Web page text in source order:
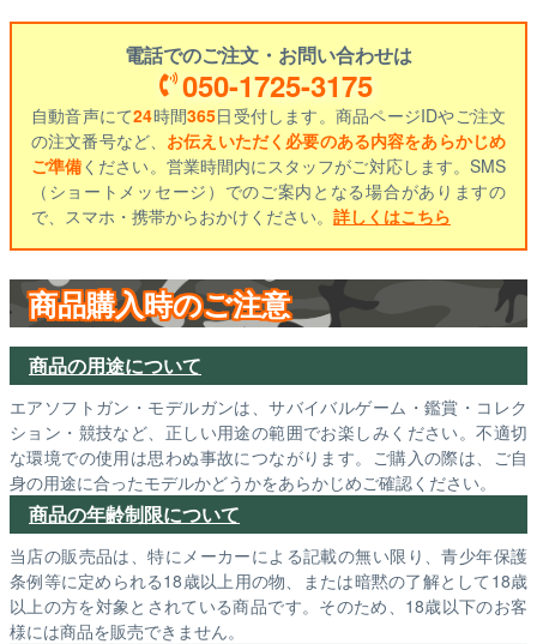
電話でのご注文・お問い合わせは
050-1725-3175
自動音声にて24時間365日受付します。商品ページIDやご注文
の注文番号など、 お伝えいただく必要のある内容をあらかじめ
ご準備ください。営業時間内にスタッフがご対応します。SMS
（ショートメッセージ）でのご案内となる場合がありますの
で、スマホ・携帯からおかけください。 詳しくはこちら
商品購入時のご注意
商品の用途について
エアソフトガン・モデルガンは、サバイバルゲーム・鑑賞・コレク
ション・競技など、正しい用途の範囲でお楽しみください。不適切
な環境での使用は思わぬ事故につながります。ご購入の際は、ご自
身の用途に合ったモデルかどうかをあらかじめご確認ください。
商品の年齢制限について
当店の販売品は、特にメーカーによる記載の無い限り、青少年保護
条例等に定められる18歳以上用の物、または暗黙の了解として18歳
以上の方を対象とされている商品です。そのため、18歳以下のお客
様には商品を販売できません。